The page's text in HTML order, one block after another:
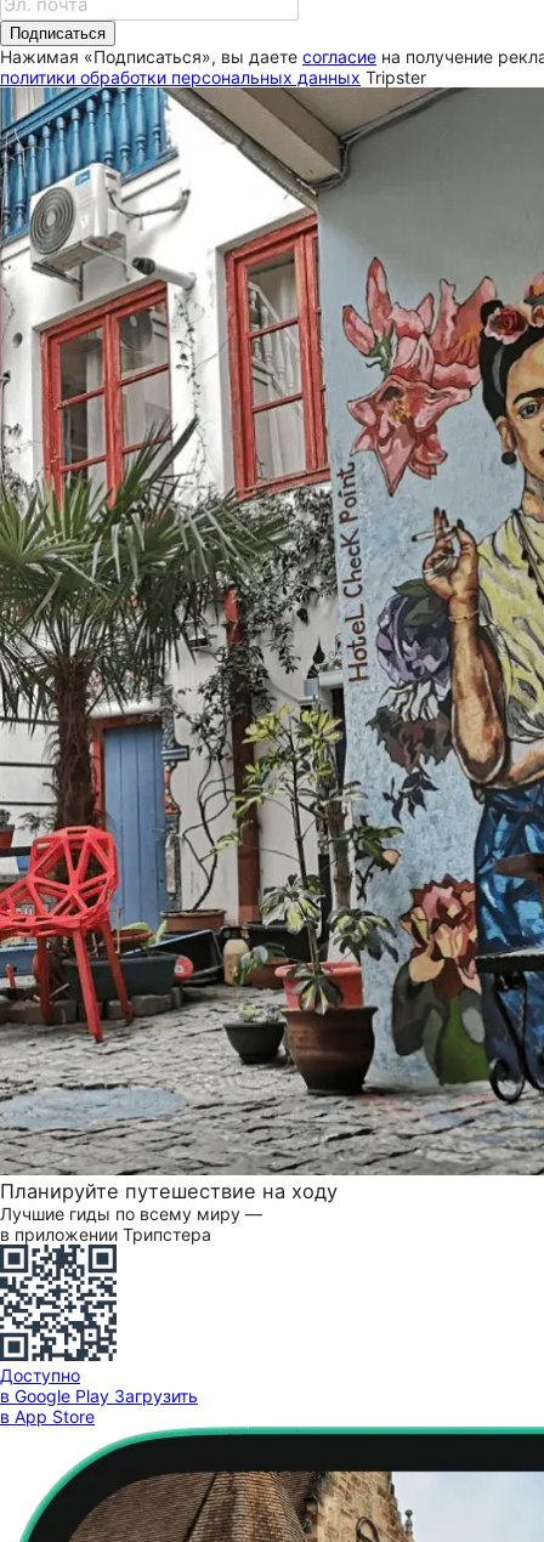
Подписаться
Нажимая «Подписаться», вы даете согласие на получение
политики обработки персональных данных Tripster
Планируйте путешествие на ходу
Лучшие гиды по всему миру —
в приложении Трипстера
Доступно
в Google Play Загрузить
в App Store